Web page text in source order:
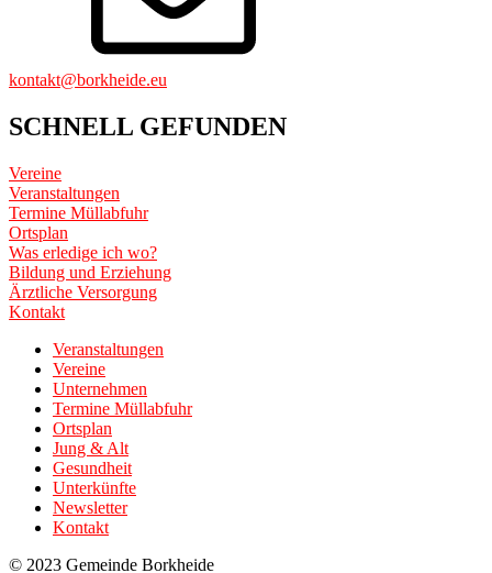
kontakt@borkheide.eu
SCHNELL GEFUNDEN
Vereine
Veranstaltungen
Termine Müllabfuhr
Ortsplan
Was erledige ich wo?
Bildung und Erziehung
Ärztliche Versorgung
Kontakt
Veranstaltungen
Vereine
Unternehmen
Termine Müllabfuhr
Ortsplan
Jung & Alt
Gesundheit
Unterkünfte
Newsletter
Kontakt
© 2023 Gemeinde Borkheide